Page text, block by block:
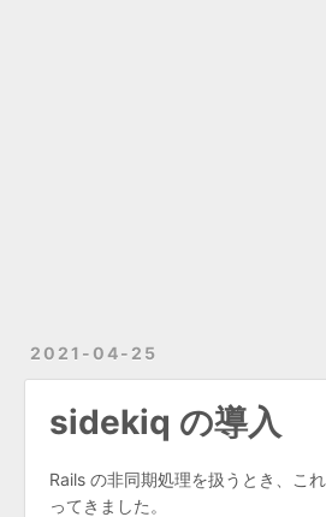
2021-04-25
sidekiq の導入
Rails の非同期処理を扱うとき、こ
ってきました。